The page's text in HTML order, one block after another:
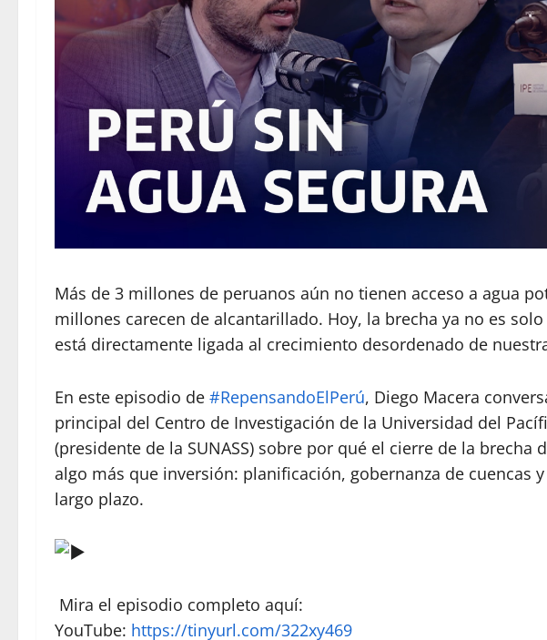
Más de 3 millones de peruanos aún no tienen acceso a agua
millones carecen de alcantarillado. Hoy, la brecha ya no es
está directamente ligada al crecimiento desordenado de
En este episodio de #RepensandoElPerú, Diego Macera
principal del Centro de Investigación de la Universidad del
(presidente de la SUNASS) sobre por qué el cierre de la brecha
algo más que inversión: planificación, gobernanza de cuencas
largo plazo.
Mira el episodio completo aquí:
YouTube: https://tinyurl.com/322xy469